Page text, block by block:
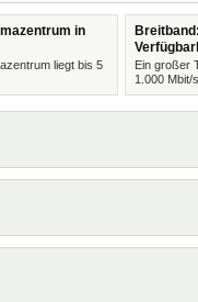
in
liegt bis 5
Ein großer
1.000 Mbit/